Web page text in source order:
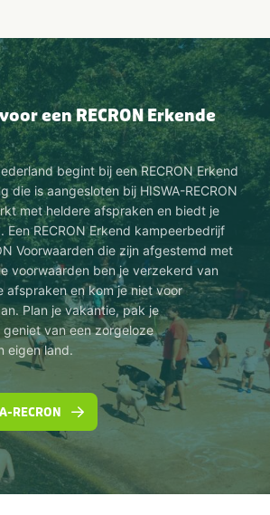
een RECRON Erkende
begint bij een RECRON Erkend
die is aangesloten bij HISWA-RECRON
met heldere afspraken en biedt je
Een RECRON Erkend kampeerbedrijf
Voorwaarden die zijn afgestemd met
voorwaarden ben je verzekerd van
afspraken en kom je niet voor
Plan je vakantie, pak je
van een zorgeloze
eigen land.
RECRON